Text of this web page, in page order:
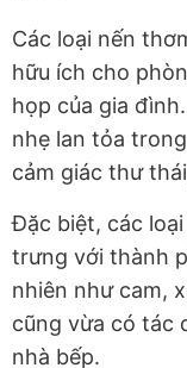
Các loại nến
hữu ích cho
họp của gia
nhẹ lan tỏa
cảm giác thư
Đặc biệt, các
trưng với thành
nhiên như cam,
cũng vừa có tác
nhà bếp.